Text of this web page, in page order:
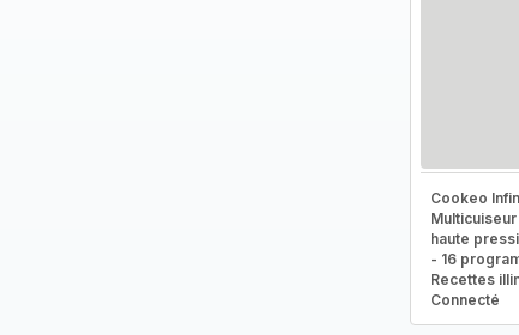
Cookeo
haute
- 16
Recettes
Connecté